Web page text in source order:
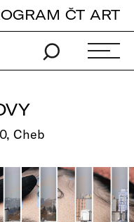
ČT ART
Cheb